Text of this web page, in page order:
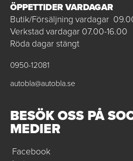
ÖPPETTIDER VARDAGAR
Butik/Försäljning vardagar
Verkstad vardagar 07.00-16.00
Röda dagar stängt
0950-12081
autobla@autobla.se
BESÖK OSS PÅ
MEDIER
Facebook